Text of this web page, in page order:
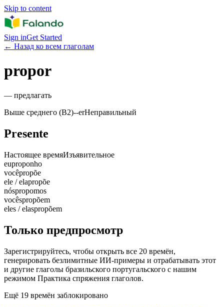
Skip to content
Sign inGet Started
← Назад ко всем глаголам
propor
— предлагать
Выше среднего (B2)--erНеправильный
Presente
Настоящее времяИзъявительное
euproponho
vocêpropõe
ele / elapropõe
nóspropomos
vocêspropõem
eles / elaspropõem
Только предпросмотр
Зарегистрируйтесь, чтобы открыть все 20 времён,
генерировать безлимитные ИИ-примеры и отрабатывать этот
и другие глаголы бразильского португальского с нашим
режимом Практика спряжения глаголов.
Ещё 19 времён заблокировано